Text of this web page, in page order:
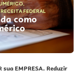
,
RECEITA FEDERAL
como
sua EMPRESA. Reduzir